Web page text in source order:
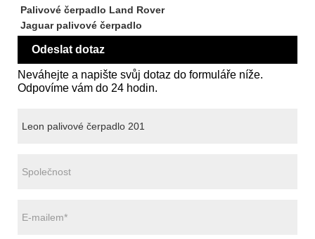
Palivové čerpadlo Land Rover
Jaguar palivové čerpadlo
Odeslat dotaz
Neváhejte a napište svůj dotaz do formuláře níže.
Odpovíme vám do 24 hodin.